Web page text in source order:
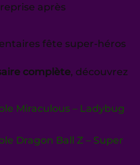
après
fête super-héros
complète, découvrez
Miraculous – Ladybug
Dragon Ball Z – Super